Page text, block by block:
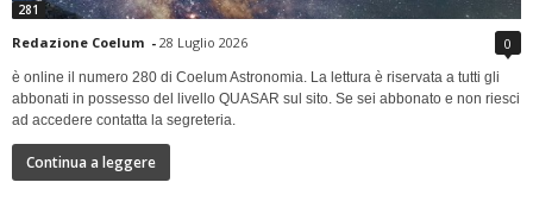
281
Redazione Coelum - 28 Luglio 2026 0
è online il numero 280 di Coelum Astronomia. La lettura è riservata a tutti gli
abbonati in possesso del livello QUASAR sul sito. Se sei abbonato e non riesci
ad accedere contatta la segreteria.
Continua a leggere